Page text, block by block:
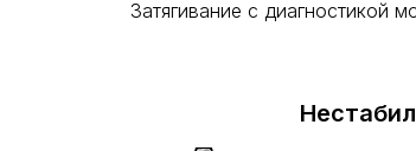
Затягивание с диагностикой